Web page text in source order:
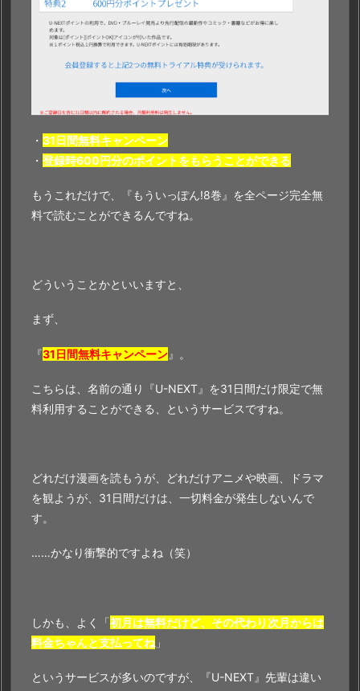
・ 31日間無料キャンペーン
・ 登録時600円分のポイントをもらうことができる
もうこれだけで、『もういっぽん!8巻』を全ページ完全無
料で読むことができるんですね。
どういうことかといいますと、
まず、
『31日間無料キャンペーン』。
こちらは、名前の通り『U-NEXT』を31日間だけ限定で無
料利用することができる、というサービスですね。
どれだけ漫画を読もうが、どれだけアニメや映画、ドラマ
を観ようが、31日間だけは、一切料金が発生しないんで
す。
……かなり衝撃的ですよね（笑）
しかも、よく「初月は無料だけど、その代わり次月からは
料金ちゃんと支払ってね 」
というサービスが多いのですが、『U-NEXT』先輩は違い